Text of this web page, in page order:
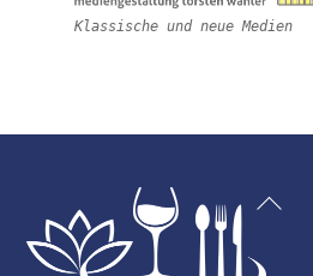
Klassische und neue Medien
Back